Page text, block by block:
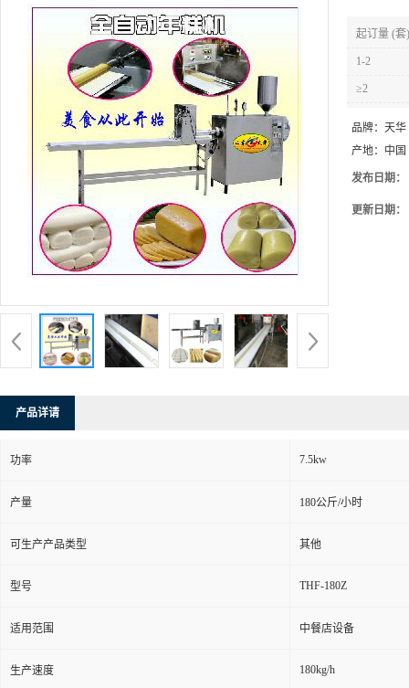
起订量 (套)
1-2
≥2
品牌： 天华
产地： 中国
发布日期：
更新日期：
产品详请
功率 7.5kw
产量 180公斤/小时
可生产产品类型 其他
型号 THF-180Z
适用范围 中餐店设备
生产速度 180kg/h